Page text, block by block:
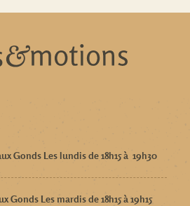
Gonds Les lundis de 18h15 à 19h30
Gonds Les mardis de 18h15 à 19h15